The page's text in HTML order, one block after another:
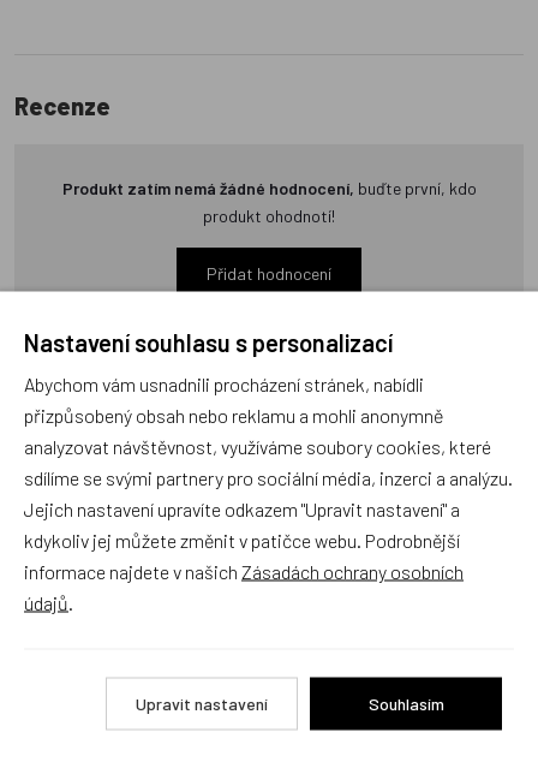
Recenze
Produkt zatím nemá žádné hodnocení, buďte první, kdo
produkt ohodnotí!
Přidat hodnocení
Zboží se stejným motivem
Dětské nádobí František a
Fanynka - Kouzelná školka
Akce
Tričko František a Fanynka
5-7let
Nastavení souhlasu s personalizací
Abychom vám usnadnili procházení stránek, nabídli
přizpůsobený obsah nebo reklamu a mohli anonymně
analyzovat návštěvnost, využíváme soubory cookies, které
sdílíme se svými partnery pro sociální média, inzerci a analýzu.
Jejich nastavení upravíte odkazem "Upravit nastavení" a
kdykoliv jej můžete změnit v patičce webu. Podrobnější
informace najdete v našich Zásadách ochrany osobních
údajů
Upravit nastavení Souhlasím